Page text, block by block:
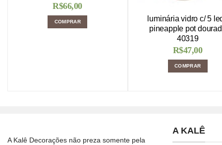
R$66,00
COMPRAR
luminária vidro c/ 5
pineapple pot
40319
R$47,00
COMPRAR
A Kalê Decorações não preza somente pela
A KALÊ